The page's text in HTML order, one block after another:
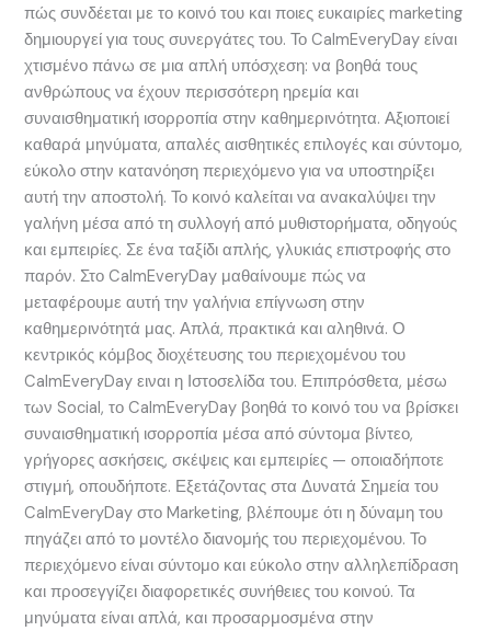
πώς συνδέεται με το κοινό του και ποιες ευκαιρίες marketing
δημιουργεί για τους συνεργάτες του. Το CalmEveryDay είναι
χτισμένο πάνω σε μια απλή υπόσχεση: να βοηθά τους
ανθρώπους να έχουν περισσότερη ηρεμία και
συναισθηματική ισορροπία στην καθημερινότητα. Αξιοποιεί
καθαρά μηνύματα, απαλές αισθητικές επιλογές και σύντομο,
εύκολο στην κατανόηση περιεχόμενο για να υποστηρίξει
αυτή την αποστολή. Το κοινό καλείται να ανακαλύψει την
γαλήνη μέσα από τη συλλογή από μυθιστορήματα, οδηγούς
και εμπειρίες. Σε ένα ταξίδι απλής, γλυκιάς επιστροφής στο
παρόν. Στο CalmEveryDay μαθαίνουμε πώς να
μεταφέρουμε αυτή την γαλήνια επίγνωση στην
καθημερινότητά μας. Απλά, πρακτικά και αληθινά. Ο
κεντρικός κόμβος διοχέτευσης του περιεχομένου του
CalmEveryDay ειναι η Ιστοσελίδα του. Επιπρόσθετα, μέσω
των Social, το CalmEveryDay βοηθά το κοινό του να βρίσκει
συναισθηματική ισορροπία μέσα από σύντομα βίντεο,
γρήγορες ασκήσεις, σκέψεις και εμπειρίες — οποιαδήποτε
στιγμή, οπουδήποτε. Εξετάζοντας στα Δυνατά Σημεία του
CalmEveryDay στο Marketing, βλέπουμε ότι η δύναμη του
πηγάζει από το μοντέλο διανομής του περιεχομένου. Το
περιεχόμενο είναι σύντομο και εύκολο στην αλληλεπίδραση
και προσεγγίζει διαφορετικές συνήθειες του κοινού. Τα
μηνύματα είναι απλά, και προσαρμοσμένα στην